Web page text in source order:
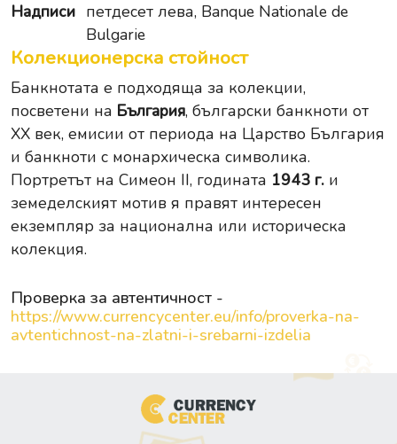
Надписи петдесет лева, Banque Nationale de
Bulgarie
Колекционерска стойност
Банкнотата е подходяща за колекции,
посветени на България, български банкноти от
XX век, емисии от периода на Царство България
и банкноти с монархическа символика.
Портретът на Симеон II, годината 1943 г. и
земеделският мотив я правят интересен
екземпляр за национална или историческа
колекция.
Проверка за автентичност -
https://www.currencycenter.eu/info/proverka-na-
avtentichnost-na-zlatni-i-srebarni-izdelia